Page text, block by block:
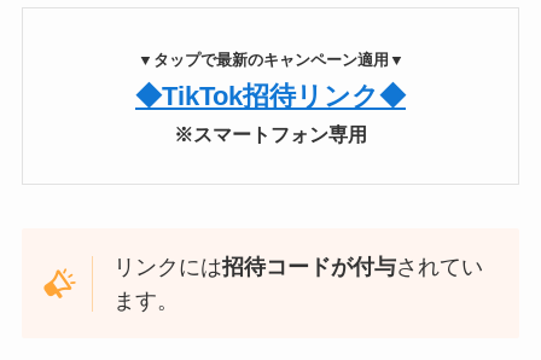
▼タップで最新のキャンペーン適用▼
◆TikTok招待リンク◆
※スマートフォン専用
リンクには招待コードが付与されてい
ます。